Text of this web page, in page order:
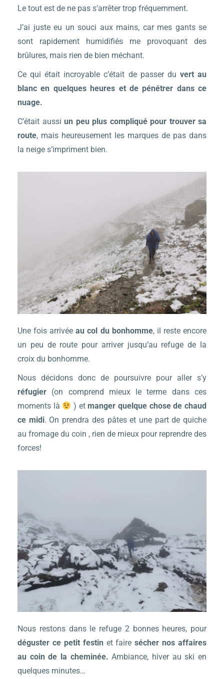
Le tout est de ne pas s’arrêter trop fréquemment.
J’ai juste eu un souci aux mains, car mes gants se
sont rapidement humidifiés me provoquant des
brûlures, mais rien de bien méchant.
Ce qui était incroyable c’était de passer du vert au
blanc en quelques heures et de pénétrer dans ce
nuage.
C’était aussi un peu plus compliqué pour trouver sa
route, mais heureusement les marques de pas dans
la neige s’impriment bien.
Une fois arrivée au col du bonhomme, il reste encore
un peu de route pour arriver jusqu’au refuge de la
croix du bonhomme.
Nous décidons donc de poursuivre pour aller s’y
réfugier (on comprend mieux le terme dans ces
moments là
) etmanger quelque chose de chaud
ce midi. On prendra des pâtes et une part de quiche
au fromage du coin , rien de mieux pour reprendre des
forces!
Nous restons dans le refuge 2 bonnes heures, pour
déguster ce petit festin et fairesécher nos affaires
au coin de la cheminée. Ambiance, hiver au ski en
quelques minutes…